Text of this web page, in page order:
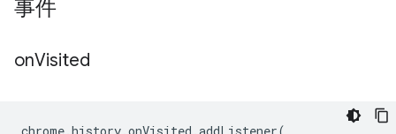
事件
onVisited